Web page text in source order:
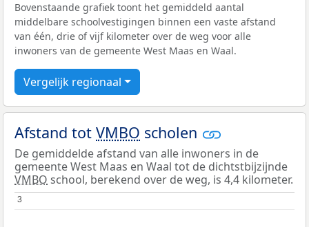
Bovenstaande grafiek toont het gemiddeld aantal
middelbare schoolvestigingen binnen een vaste afstand
van één, drie of vijf kilometer over de weg voor alle
inwoners van de gemeente West Maas en Waal.
Vergelijk regionaal
Afstand tot VMBO scholen
De gemiddelde afstand van alle inwoners in de
gemeente West Maas en Waal tot de dichtstbijzijnde
VMBOschool, berekend over de weg, is 4,4 kilometer.
3
3